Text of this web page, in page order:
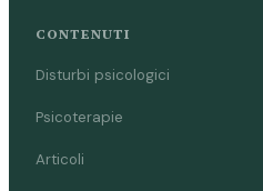
CONTENUTI
Disturbi psicologici
Psicoterapie
Articoli